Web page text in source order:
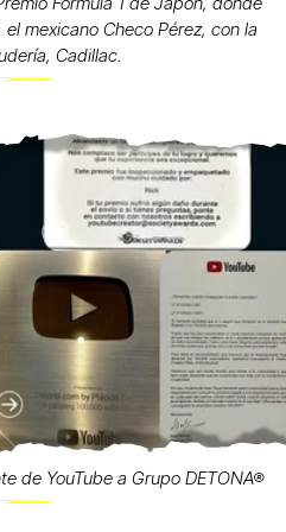
mexicano Checo Pérez, con la
Cadillac.
de YouTube a Grupo DETONA®